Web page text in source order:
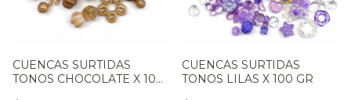
CUENCAS SURTIDAS
TONOS CHOCOLATE X 100
CUENCAS SURTIDAS
TONOS LILAS X 100 GR